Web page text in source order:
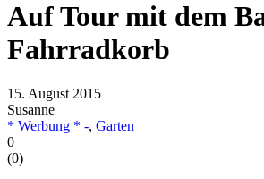
Auf Tour mit dem
Fahrradkorb
15. August 2015
Susanne
* Werbung * -, Garten
0
(0)